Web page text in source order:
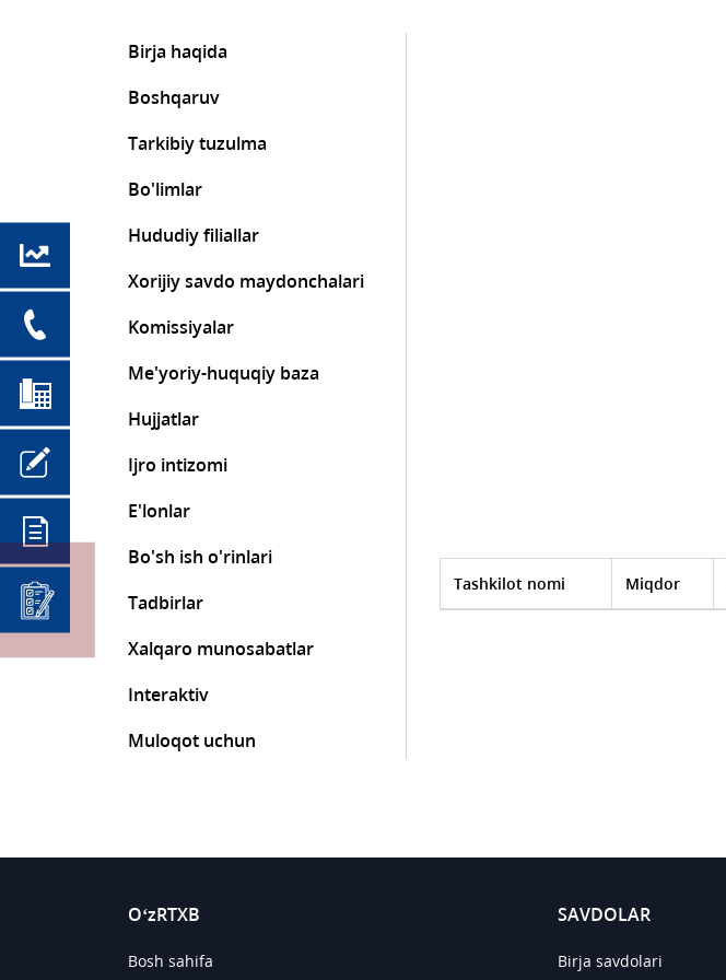
Birja haqida
Boshqaruv
Tarkibiy tuzulma
Bo'limlar
Hududiy filiallar
Xorijiy savdo maydonchalari
Komissiyalar
Me'yoriy-huquqiy baza
Hujjatlar
Ijro intizomi
E'lonlar
Bo'sh ish o'rinlari
Tadbirlar
Xalqaro munosabatlar
Interaktiv
Muloqot uchun
Tashkilot nomi Miqdor
O‘zRTXB
Bosh sahifa
SAVDOLAR
Birja savdolari